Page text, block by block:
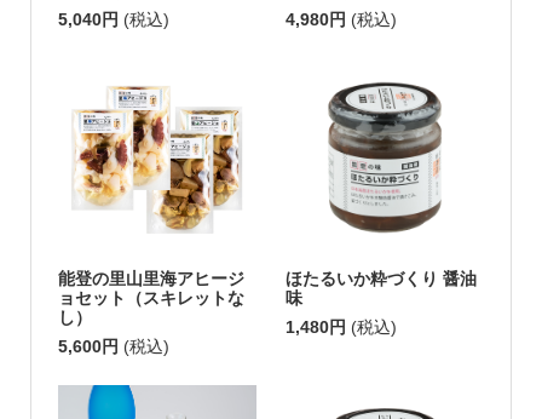
5,040円 (税込)
4,980円 (税込)
能登の里山里海アヒージ
ョセット（スキレットな
し）
5,600円 (税込)
ほたるいか粋づくり 醤油
味
1,480円 (税込)